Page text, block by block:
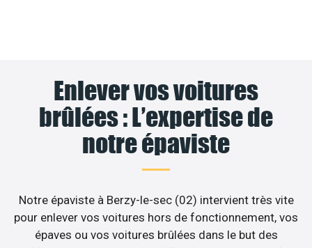
Enlever vos voitures
brûlées : L’expertise de
notre épaviste
Notre épaviste à Berzy-le-sec (02) intervient très vite
pour enlever vos voitures hors de fonctionnement, vos
épaves ou vos voitures brûlées dans le but des